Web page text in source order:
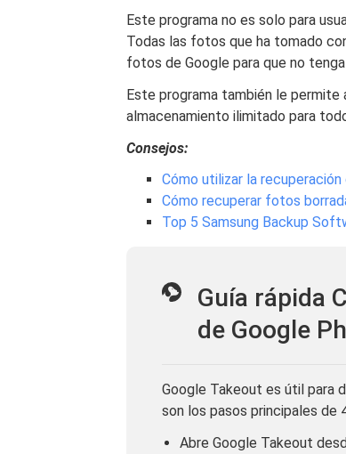
Este programa no es solo para
Todas las fotos que ha tomado
fotos de Google para que no
Este programa también le
almacenamiento ilimitado para
Consejos:
Cómo utilizar la
Cómo recuperar fotos
Top 5 Samsung Backup
Guía rápida
de Google
Google Takeout es útil para
son los pasos principales de
Abre Google Takeout